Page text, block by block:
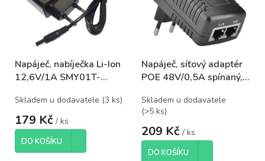
d
u
t
ů
Napáječ, nabíječka Li-Ion
12,6V/1A SMY01T-
5,5x2,5mm
Skladem u dodavatele (3 ks)
179 Kč / ks
DO KOŠÍKU
Napáječ, síťový adaptér
POE 48V/0,5A spínaný,
Skladem u dodavatele
(>5 ks)
209 Kč / ks
DO KOŠÍKU